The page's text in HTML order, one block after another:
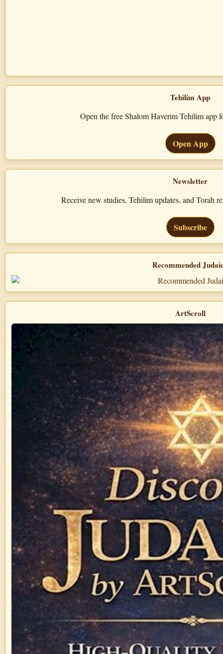
Tehilim App
Open the free Shalom Haverim Tehilim app
Open App
Newsletter
Receive new studies, Tehilim updates, and Torah
Subscribe
Recommended
ArtScroll